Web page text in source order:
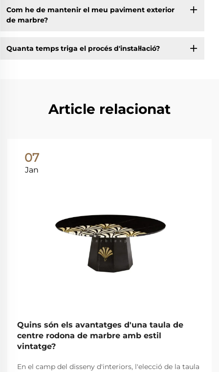
Com he de mantenir el meu paviment exterior
de marbre?
Quanta temps triga el procés d'instal·lació?
Article relacionat
07
Jan
Quins són els avantatges d'una taula de
centre rodona de marbre amb estil
vintatge?
En el camp del disseny d'interiors, l'elecció de la taula